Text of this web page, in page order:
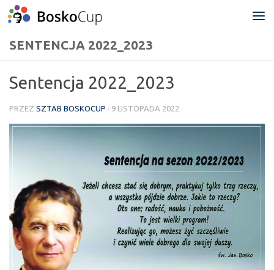
Przejdź do treści
SENTENCJA 2022_2023
Sentencja 2022_2023
PRZEZ SZTAB BOSKOCUP · 9 LISTOPADA 2022